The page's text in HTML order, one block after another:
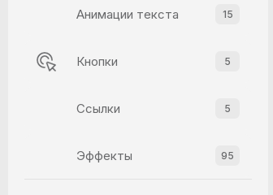
Анимации текста 15
Кнопки 5
Ссылки 5
Эффекты 95